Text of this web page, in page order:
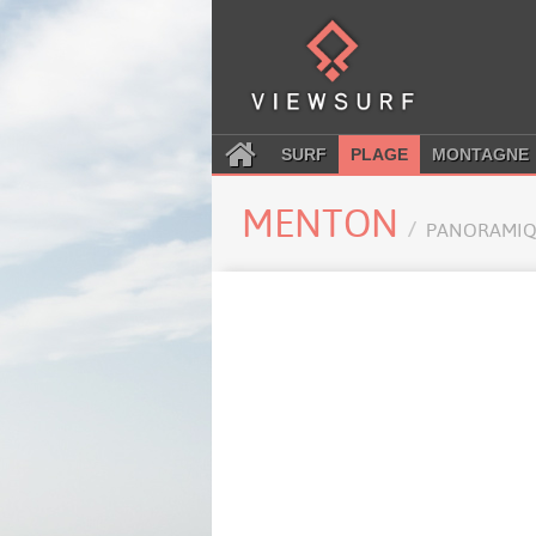
SURF PLAGE MONTAGNE
MENTON